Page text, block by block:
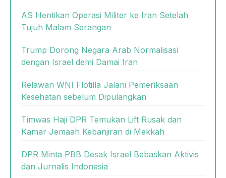
AS Hentikan Operasi Militer ke Iran Setelah
Tujuh Malam Serangan
Trump Dorong Negara Arab Normalisasi
dengan Israel demi Damai Iran
Relawan WNI Flotilla Jalani Pemeriksaan
Kesehatan sebelum Dipulangkan
Timwas Haji DPR Temukan Lift Rusak dan
Kamar Jemaah Kebanjiran di Mekkah
DPR Minta PBB Desak Israel Bebaskan Aktivis
dan Jurnalis Indonesia